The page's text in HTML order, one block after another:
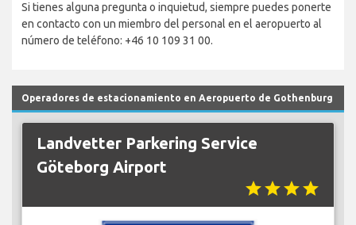
Si tienes alguna pregunta o inquietud, siempre puedes ponerte
en contacto con un miembro del personal en el aeropuerto al
número de teléfono: +46 10 109 31 00.
Operadores de estacionamiento en Aeropuerto de Gothenburg
Landvetter Parkering Service
Göteborg Airport
starstarstarstar